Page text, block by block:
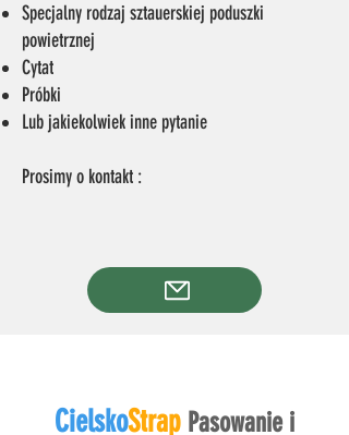
Specjalny rodzaj sztauerskiej poduszki
powietrznej
Cytat
Próbki
Lub jakiekolwiek inne pytanie
Prosimy o kontakt :
CielskoStrap Pasowanie i